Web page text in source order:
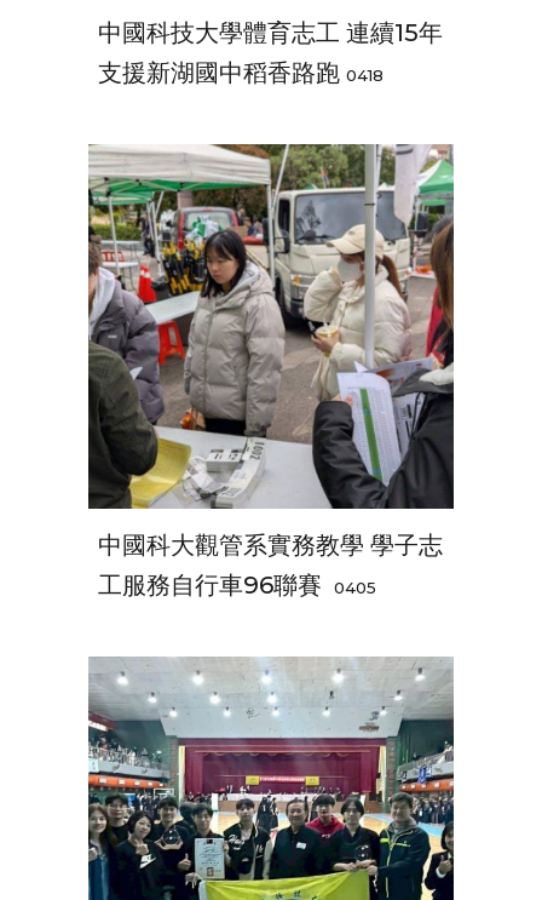
中國科技大學體育志工 連續15年
支援新湖國中稻香路跑 0418
中國科大觀管系實務教學 學子志
工服務自行車96聯賽
0405